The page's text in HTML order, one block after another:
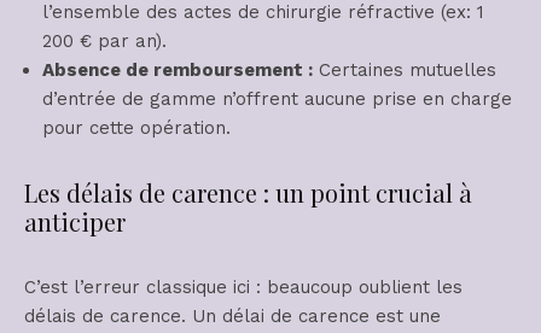
l’ensemble des actes de chirurgie réfractive (ex: 1
200 € par an).
Absence de remboursement : Certaines mutuelles
d’entrée de gamme n’offrent aucune prise en charge
pour cette opération.
Les délais de carence : un point crucial à
anticiper
C’est l’erreur classique ici : beaucoup oublient les
délais de carence. Un délai de carence est une